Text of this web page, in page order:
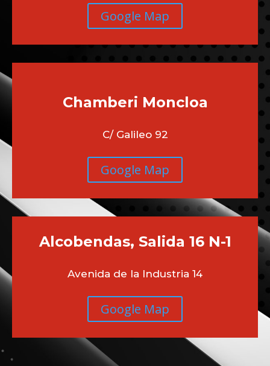
Google Map
Chamberi Moncloa
C/ Galileo 92
Google Map
Alcobendas, Salida 16 N-1
Avenida de la Industria 14
Google Map